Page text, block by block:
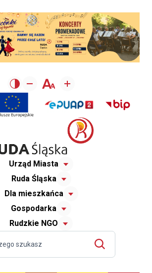
Urząd Miasta
Ruda Śląska
Dla mieszkańca
Gospodarka
Rudzkie NGO